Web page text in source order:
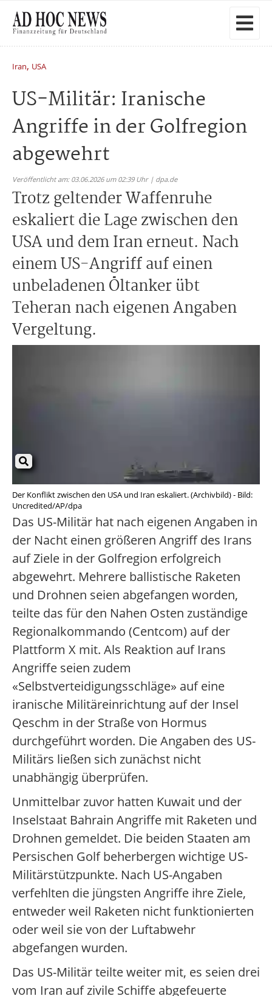
Iran, USA
US-Militär: Iranische
Angriffe in der Golfregion
abgewehrt
Veröffentlicht am: 03.06.2026 um 02:39 Uhr | dpa.de
Trotz geltender Waffenruhe
eskaliert die Lage zwischen den
USA und dem Iran erneut. Nach
einem US-Angriff auf einen
unbeladenen Öltanker übt
Teheran nach eigenen Angaben
Vergeltung.
Der Konflikt zwischen den USA und Iran eskaliert. (Archivbild) - Bild:
Uncredited/AP/dpa
Das US-Militär hat nach eigenen Angaben in
der Nacht einen größeren Angriff des Irans
auf Ziele in der Golfregion erfolgreich
abgewehrt. Mehrere ballistische Raketen
und Drohnen seien abgefangen worden,
teilte das für den Nahen Osten zuständige
Regionalkommando (Centcom) auf der
Plattform X mit. Als Reaktion auf Irans
Angriffe seien zudem
«Selbstverteidigungsschläge» auf eine
iranische Militäreinrichtung auf der Insel
Qeschm in der Straße von Hormus
durchgeführt worden. Die Angaben des US-
Militärs ließen sich zunächst nicht
unabhängig überprüfen.
Unmittelbar zuvor hatten Kuwait und der
Inselstaat Bahrain Angriffe mit Raketen und
Drohnen gemeldet. Die beiden Staaten am
Persischen Golf beherbergen wichtige US-
Militärstützpunkte. Nach US-Angaben
verfehlten die jüngsten Angriffe ihre Ziele,
entweder weil Raketen nicht funktionierten
oder weil sie von der Luftabwehr
abgefangen wurden.
Das US-Militär teilte weiter mit, es seien drei
vom Iran auf zivile Schiffe abgefeuerte